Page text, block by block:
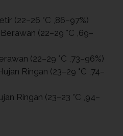
(22–26 °C ,86–97%)
(22–29 °C ,69–
(22–29 °C ,73–96%)
Ringan (23–29 °C ,74–
Ringan (23–23 °C ,94–